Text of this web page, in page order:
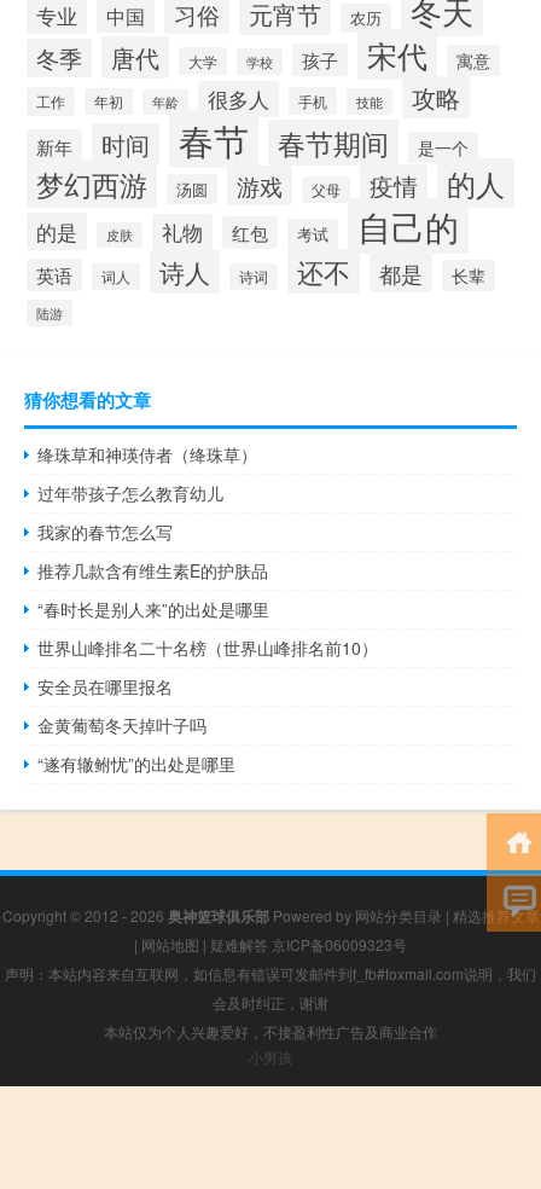
专业 中国 习俗 元宵节 农历 冬天
冬季 唐代 大学 学校 孩子 宋代 寓意
工作 年初 年龄 很多人 手机 技能 攻略
新年 时间 春节 春节期间 是一个
梦幻西游 汤圆 游戏 父母 疫情 的人
的是 皮肤 礼物 红包 考试 自己的
英语 词人 诗人 诗词 还不 都是 长辈
陆游
猜你想看的文章
绛珠草和神瑛侍者（绛珠草）
过年带孩子怎么教育幼儿
我家的春节怎么写
推荐几款含有维生素E的护肤品
“春时长是别人来”的出处是哪里
世界山峰排名二十名榜（世界山峰排名前10）
安全员在哪里报名
金黄葡萄冬天掉叶子吗
“遂有辙鲋忧”的出处是哪里
Copyright © 2012 - 2026 奥神篮球俱乐部Powered by 网站分类目录 | 精选推荐文章
| 网站地图 | 疑难解答 京ICP备06009323号
声明：本站内容来自互联网，如信息有错误可发邮件到f_fb#foxmail.com说明，我们
会及时纠正，谢谢
本站仅为个人兴趣爱好，不接盈利性广告及商业合作
小男孩